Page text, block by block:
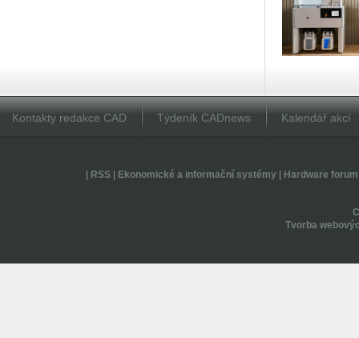
Kontakty redakce CAD Týdeník CADnews Kalendář akcí
RSS| Ekonomické a informační systémy| Hardware forum
Tvorba